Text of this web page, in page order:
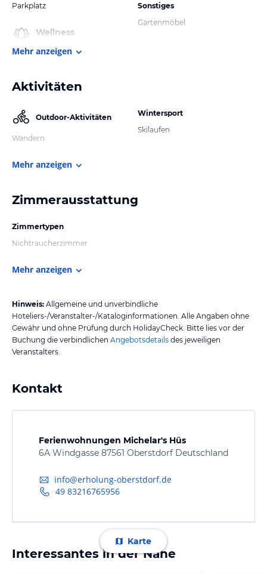
Parkplatz
Wellness
Sonstiges
Gartenmöbel
Mehr anzeigen
Aktivitäten
Outdoor-Aktivitäten
Wandern
Wintersport
Skilaufen
Mehr anzeigen
Zimmerausstattung
Zimmertypen
Nichtraucherzimmer
Mehr anzeigen
Hinweis: Allgemeine und unverbindliche
Hoteliers-/Veranstalter-/Kataloginformationen. Alle Angaben ohne
Gewähr und ohne Prüfung durch HolidayCheck. Bitte lies vor der
Buchung die verbindlichen Angebotsdetails des jeweiligen
Veranstalters.
Kontakt
Ferienwohnungen Michelar's Hüs
6A Windgasse 87561 Oberstdorf Deutschland
info@erholung-oberstdorf.de
49 83216765956
Karte
Interessantes in der Nähe